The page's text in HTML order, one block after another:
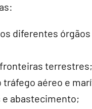
diferentes
terrestres;
aéreo e
abastecimento;